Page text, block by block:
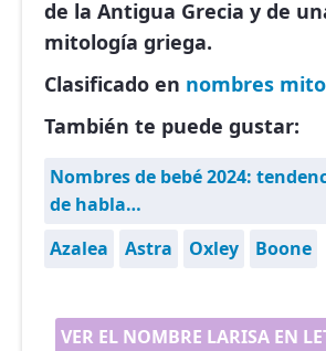
de la Antigua Grecia y de
mitología griega.
Clasificado en nombres
También te puede gustar:
Nombres de bebé 2024:
de habla…
Azalea
Astra Oxley Boone
VER EL NOMBRE LARISA EN